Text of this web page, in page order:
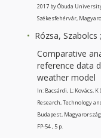
2017 by Óbuda
Székesfehérvár,
Rózsa, Szabolcs
Comparative
reference data
weather model
In: Bacsárdi, L; Kovács,
Research, Technology
Budapest,
FP-54 , 5 p.